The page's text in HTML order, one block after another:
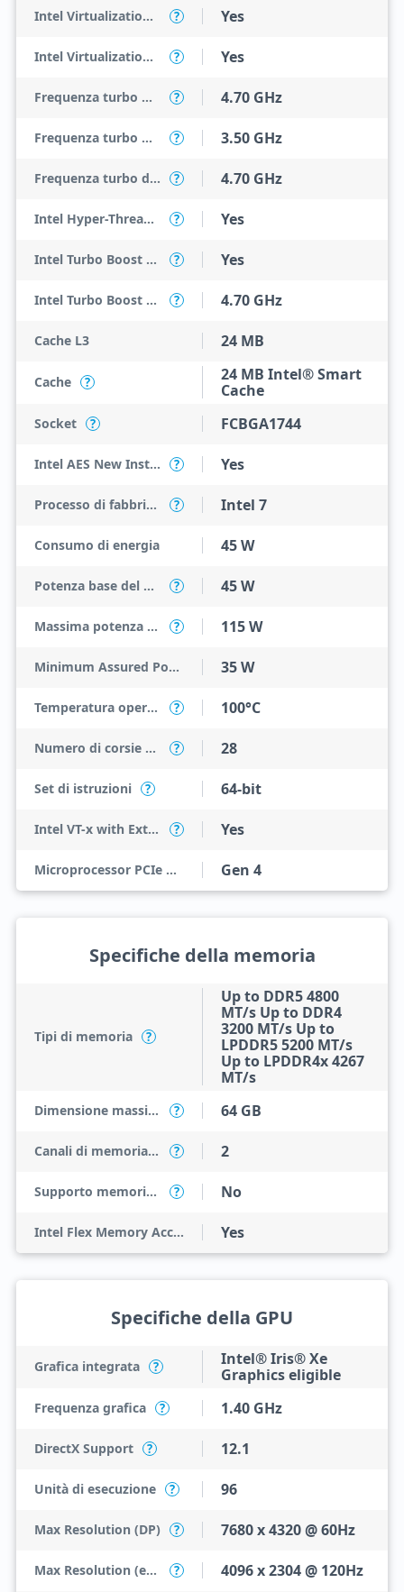
Intel Virtualization Technology (VT-x) ? Yes
Intel Virtualization Technology for Directed I/O (VT-d) ? Yes
Frequenza turbo massima ? 4.70 GHz
Frequenza turbo massima con core efficiente ? 3.50 GHz
Frequenza turbo del core di performance ? 4.70 GHz
Intel Hyper-Threading Technology ? Yes
Intel Turbo Boost Max Technology 3.0 ? Yes
Intel Turbo Boost Max Technology 3.0 Frequency ? 4.70 GHz
Cache L3 24 MB
Cache ?
24 MB Intel® Smart
Cache
Socket ? FCBGA1744
Intel AES New Instructions ? Yes
Processo di fabbricazione ? Intel 7
Consumo di energia 45 W
Potenza base del processore ? 45 W
Massima potenza turbo ? 115 W
Minimum Assured Power 35 W
Temperatura operativa massima ? 100°C
Numero di corsie PCI Express ? 28
Set di istruzioni ? 64-bit
Intel VT-x with Extended Page Tables (EPT) ? Yes
Microprocessor PCIe Revision Gen 4
Specifiche della memoria
Tipi di memoria ?
Up to DDR5 4800
MT/s Up to DDR4
3200 MT/s Up to
LPDDR5 5200 MT/s
Up to LPDDR4x 4267
MT/s
Dimensione massima della memoria ? 64 GB
Canali di memoria massimi ? 2
Supporto memoria ECC ? No
Intel Flex Memory Access Yes
Specifiche della GPU
Grafica integrata ?
Intel® Iris® Xe
Graphics eligible
Frequenza grafica ? 1.40 GHz
DirectX Support ? 12.1
Unità di esecuzione ? 96
Max Resolution (DP) ? 7680 x 4320 @ 60Hz
Max Resolution (eDP - Integrated Flat Panel) ? 4096 x 2304 @ 120Hz